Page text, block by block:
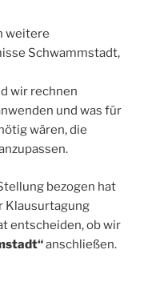
weitere
Schwammstadt,
wir rechnen
und was für
wären, die
bezogen hat
Klausurtagung
entscheiden, ob wir
anschließen.